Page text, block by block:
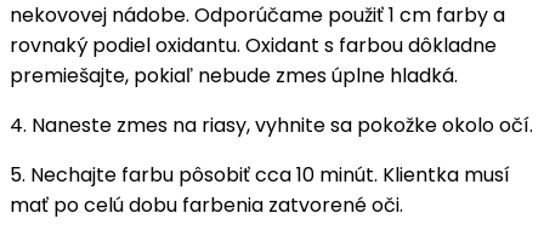
nekovovej nádobe. Odporúčame použiť 1 cm farby a
rovnaký podiel oxidantu. Oxidant s farbou dôkladne
premiešajte, pokiaľ nebude zmes úplne hladká.
4. Naneste zmes na riasy, vyhnite sa pokožke okolo očí.
5. Nechajte farbu pôsobiť cca 10 minút. Klientka musí
mať po celú dobu farbenia zatvorené oči.